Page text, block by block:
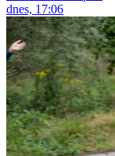
dnes, 17:06